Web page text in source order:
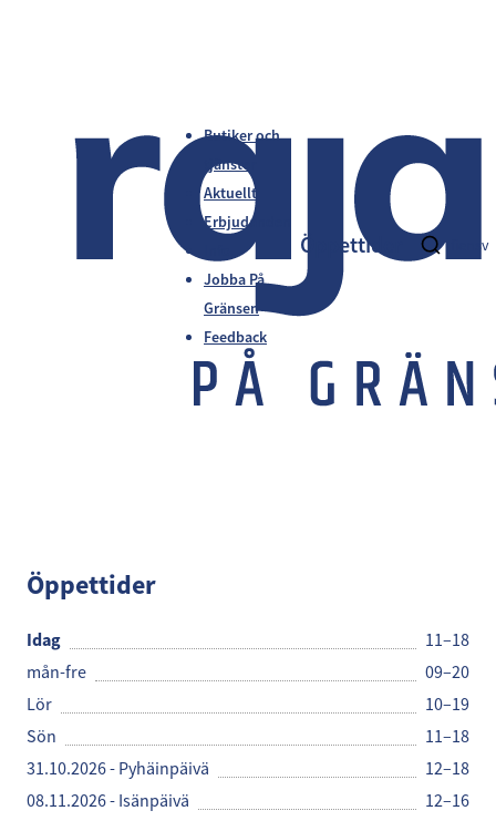
Butiker och
tjänster
Aktuellt
Erbjudanden
Jobba På
Gränsen
Feedback
sv
Öppettider
Öppettider
Idag
11–18
mån-fre
09–20
Lör
10–19
Sön
11–18
31.10.2026 - Pyhäinpäivä
12–18
08.11.2026 - Isänpäivä
12–16